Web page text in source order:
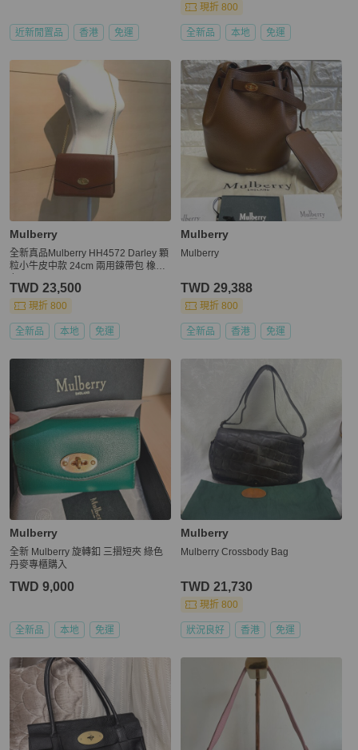
近新閒置品 香港 免運
現折 800
全新品 本地 免運
Mulberry
全新真品Mulberry HH4572 Darley 顆
粒小牛皮中款 24cm 兩用鍊帶包 橡木
TWD 23,500
現折 800
全新品 本地 免運
Mulberry
Mulberry
TWD 29,388
現折 800
全新品 香港 免運
Mulberry
全新 Mulberry 旋轉釦 三摺短夾 綠色
丹麥專櫃購入
TWD 9,000
全新品 本地 免運
Mulberry
Mulberry Crossbody Bag
TWD 21,730
現折 800
狀況良好 香港 免運